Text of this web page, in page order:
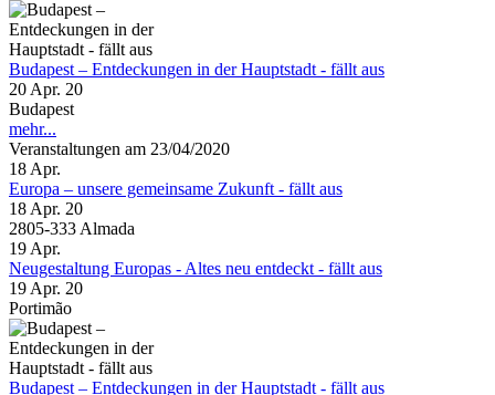
Budapest – Entdeckungen in der Hauptstadt - fällt aus
20 Apr. 20
Budapest
mehr...
Veranstaltungen am 23/04/2020
18 Apr.
Europa – unsere gemeinsame Zukunft - fällt aus
18 Apr. 20
2805-333 Almada
19 Apr.
Neugestaltung Europas - Altes neu entdeckt - fällt aus
19 Apr. 20
Portimão
Budapest – Entdeckungen in der Hauptstadt - fällt aus